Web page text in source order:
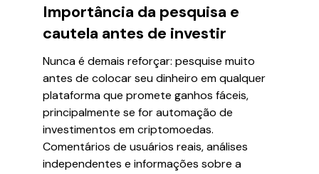
Importância da pesquisa e
cautela antes de investir
Nunca é demais reforçar: pesquise muito
antes de colocar seu dinheiro em qualquer
plataforma que promete ganhos fáceis,
principalmente se for automação de
investimentos em criptomoedas.
Comentários de usuários reais, análises
independentes e informações sobre a